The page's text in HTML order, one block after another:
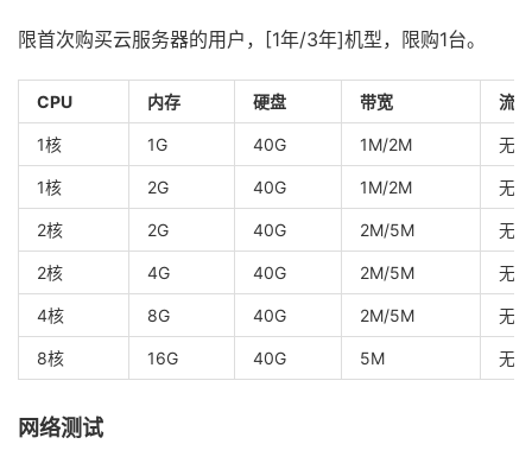
限首次购买云服务器的用户，[1年/3年]机型，限购1台。
CPU 内存 硬盘 带宽 流量
1核 1G 40G 1M/2M 无限
1核 2G 40G 1M/2M 无限
2核 2G 40G 2M/5M 无限
2核 4G 40G 2M/5M 无限
4核 8G 40G 2M/5M 无限
8核 16G 40G 5M 无限
网络测试